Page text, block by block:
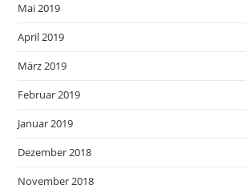
Mai 2019
April 2019
März 2019
Februar 2019
Januar 2019
Dezember 2018
November 2018